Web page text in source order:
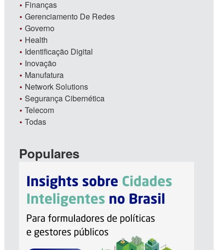
Finanças
Gerenciamento De Redes
Governo
Health
Identificação Digital
Inovação
Manufatura
Network Solutions
Segurança Cibernética
Telecom
Todas
Populares